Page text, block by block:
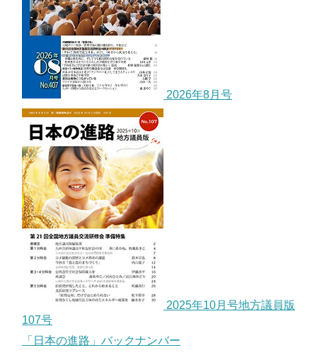
2026年8月号
2025年10月号地方議員版
107号
「日本の進路」バックナンバー